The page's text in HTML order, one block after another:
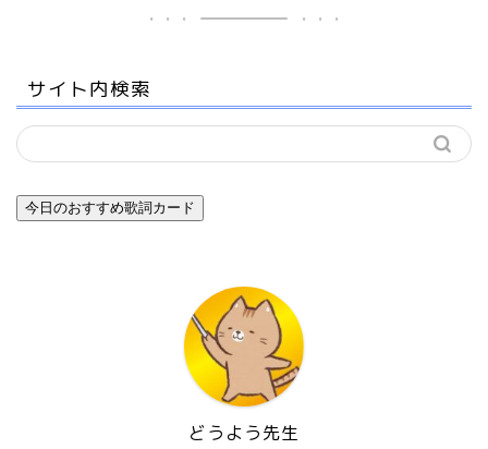
サイト内検索
今日のおすすめ歌詞カード
どうよう先生